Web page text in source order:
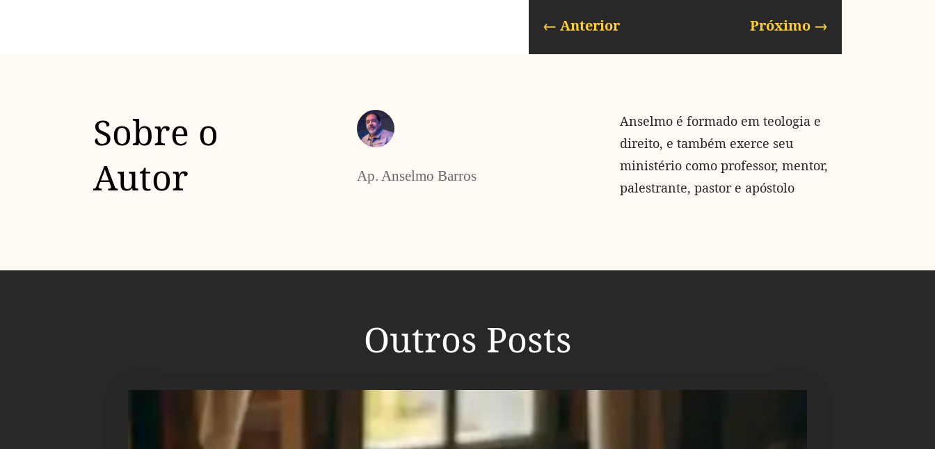
← Anterior Próximo→
Sobre o
Autor
Ap. Anselmo Barros
Anselmo é formado em teologia e
direito, e também exerce seu
ministério como professor, mentor,
palestrante, pastor e apóstolo
Outros Posts